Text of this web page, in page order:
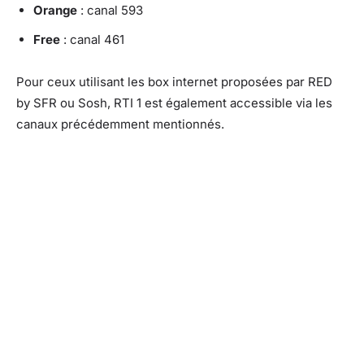
Orange : canal 593
Free : canal 461
Pour ceux utilisant les box internet proposées par RED
by SFR ou Sosh, RTI 1 est également accessible via les
canaux précédemment mentionnés.